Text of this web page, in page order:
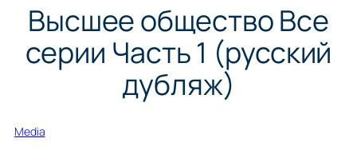
Высшее общество Все
серии Часть 1 (русский
дубляж)
Media